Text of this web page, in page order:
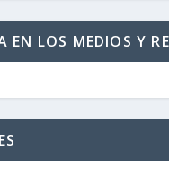
EN LOS MEDIOS Y